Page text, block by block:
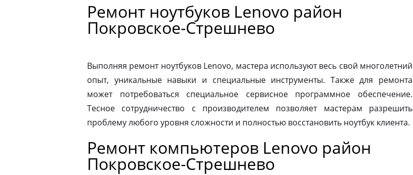
Ремонт ноутбуков Lenovo район
Покровское-Стрешнево
Выполняя ремонт ноутбуков Lenovo, мастера используют весь свой многолетний
опыт, уникальные навыки и специальные инструменты. Также для ремонта
может потребоваться специальное сервисное программное обеспечение.
Тесное сотрудничество с производителем позволяет мастерам разрешить
проблему любого уровня сложности и полностью восстановить ноутбук клиента.
Ремонт компьютеров Lenovo район
Покровское-Стрешнево